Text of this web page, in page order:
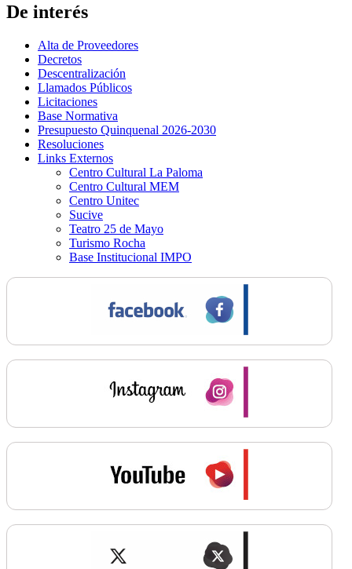
De interés
Alta de Proveedores
Decretos
Descentralización
Llamados Públicos
Licitaciones
Base Normativa
Presupuesto Quinquenal 2026-2030
Resoluciones
Links Externos
Centro Cultural La Paloma
Centro Cultural MEM
Centro Unitec
Sucive
Teatro 25 de Mayo
Turismo Rocha
Base Institucional IMPO